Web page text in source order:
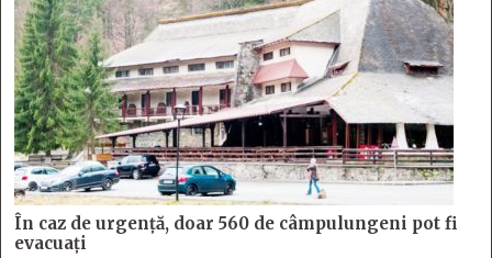
În caz de urgență, doar 560 de câmpulungeni pot fi
evacuați